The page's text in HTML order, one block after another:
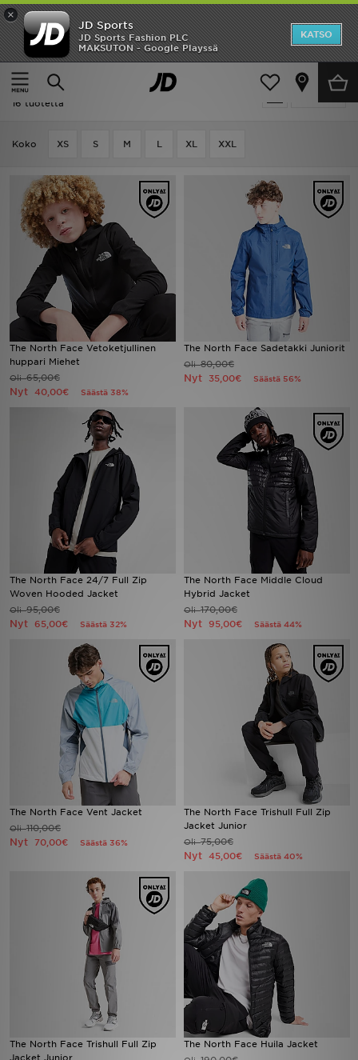
×
JD Sports
JD Sports Fashion PLC
MAKSUTON - Google Playssä
KATSO
Etusivu
Ale | The North Face Takit
Suodata
Ale | The North Face Takit
16 tuotetta
Koko XS S M L XL XXL
The North Face Vetoketjullinen
huppari Miehet
Oli65,00€
Nyt 40,00€ Säästä 38%
The North Face Sadetakki Juniorit
Oli80,00€
Nyt 35,00€ Säästä 56%
The North Face 24/7 Full Zip
Woven Hooded Jacket
Oli95,00€
Nyt 65,00€ Säästä 32%
The North Face Middle Cloud
Hybrid Jacket
Oli170,00€
Nyt 95,00€ Säästä 44%
The North Face Vent Jacket
Oli110,00€
Nyt 70,00€ Säästä 36%
The North Face Trishull Full Zip
Jacket Junior
Oli75,00€
Nyt 45,00€ Säästä 40%
The North Face Trishull Full Zip
Jacket Junior
The North Face Huila Jacket
Etusivu
Ale
Uutuudet
Miehet
Lapset
Suosikit
Tuotemerkit
Inspiroidu
Jalkapallo
Urheilu
Lataa JD-sovellus
Minun JD
Minun viestini
Asiakaspalvelu ja tietoa